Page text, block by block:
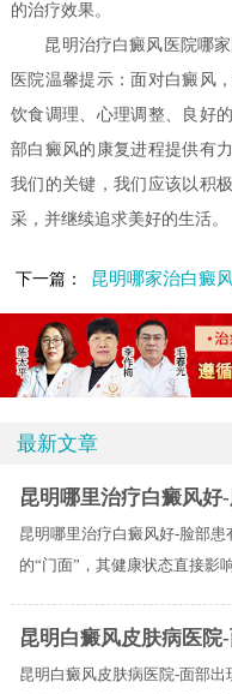
的治疗效果。
昆明治疗白癜风医院哪家
医院温馨提示：面对白癜风
饮食调理、心理调整、良好
部白癜风的康复进程提供有
我们的关键，我们应该以积
采，并继续追求美好的生活。
下一篇： 昆明哪家治白癜
最新文章
昆明哪里治疗白癜风
昆明哪里治疗白癜风好-脸部
的“门面”，其健康状态直接影
昆明白癜风皮肤病医
昆明白癜风皮肤病医院-面部